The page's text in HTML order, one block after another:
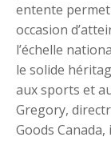
entente permet
occasion
l’échelle
le solide
aux sports et
Gregory,
Goods Canada,